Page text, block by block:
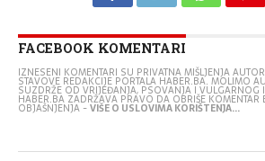
FACEBOOK KOMENTARI
IZNESENI KOMENTARI SU PRIVATNA MIŠLJENJA
STAVOVE REDAKCIJE PORTALA HABER.BA. MOLIMO
SUZDRŽE OD VRIJEĐANJA, PSOVANJA I VULGARNOG
HABER.BA ZADRŽAVA PRAVO DA OBRIŠE KOMENTAR
OBJAŠNJENJA -VIŠE O USLOVIMA KORIŠTENJA...